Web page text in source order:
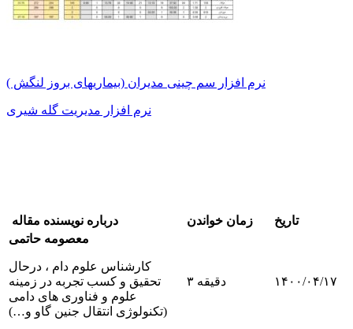
نرم افزار سم چینی مدیران (بیماریهای بروز لنگش )
نرم افزار مدیریت گله شیری
درباره نویسنده مقاله زمان خواندن
تاریخ
معصومه حاتمی
کارشناس علوم دام ، درحال
تحقیق و کسب تجربه در زمینه
علوم و فناوری های دامی
(تکنولوژی انتقال جنین گاو و…)
۳ دقیقه ۱۴۰۰/۰۴/۱۷